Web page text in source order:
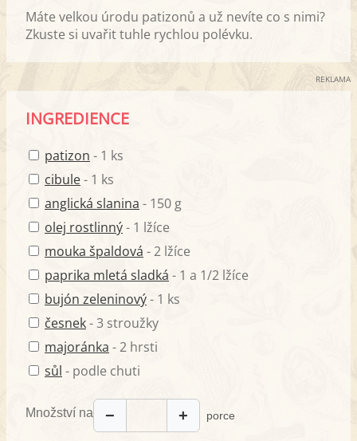
Máte velkou úrodu patizonů a už nevíte co s nimi?
Zkuste si uvařit tuhle rychlou polévku.
REKLAMA
INGREDIENCE
patizon - 1 ks
cibule- 1 ks
anglická slanina - 150 g
olej rostlinný- 1 lžíce
mouka špaldová - 2 lžíce
paprika mletá sladká - 1 a 1/2 lžíce
bujón zeleninový- 1 ks
česnek- 3 stroužky
majoránka - 2 hrsti
sůl - podle chuti
Množství na − + porce